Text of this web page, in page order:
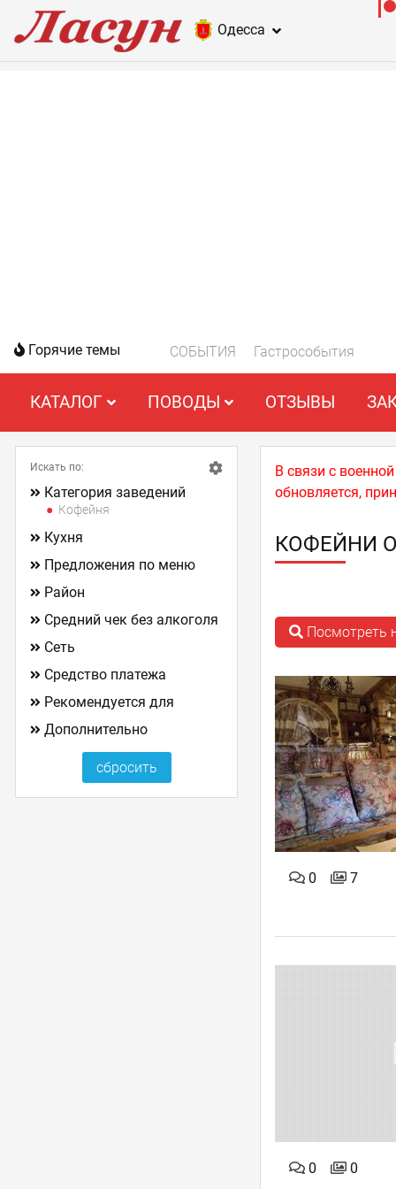
Одесса
Горячие темы СОБЫТИЯ Гастрособытия
КАТАЛОГ ПОВОДЫ ОТЗЫВЫ
В связи с
обновляется,
КОФЕЙНИ
Посмотреть
0 7
0 0
Искать по:
Категория заведений
Кофейня
Кухня
Предложения по меню
Район
Средний чек без алкоголя
Сеть
Средство платежа
Рекомендуется для
Дополнительно